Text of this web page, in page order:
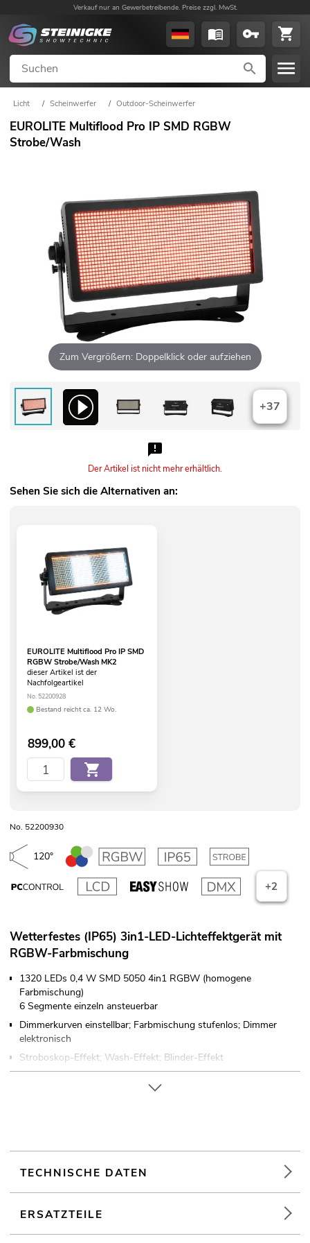
Verkauf nur an Gewerbetreibende. Preise zzgl. MwSt.
Licht / Scheinwerfer / Outdoor-Scheinwerfer
EUROLITE Multiflood Pro IP SMD RGBW
Strobe/Wash
Zum Vergrößern: Doppelklick oder aufziehen
+37
Der Artikel ist nicht mehr erhältlich.
Sehen Sie sich die Alternativen an:
EUROLITE Multiflood Pro IP SMD
RGBW Strobe/Wash MK2
dieser Artikel ist der
Nachfolgeartikel
No. 52200928
Bestand reicht ca. 12 Wo.
899,00€
No. 52200930
120°
+2
Wetterfestes (IP65) 3in1-LED-Lichteffektgerät mit
RGBW-Farbmischung
1320 LEDs 0,4 W SMD 5050 4in1 RGBW (homogene
Farbmischung)
6 Segmente einzeln ansteuerbar
Dimmerkurven einstellbar; Farbmischung stufenlos; Dimmer
elektronisch
Stroboskop-Effekt; Wash-Effekt; Blinder-Effekt
36 integrierte Showprogramme
Direkte Farbwahl für 16 voreingestellte Farben
Ansteuerbar über Stand-alone; DMX
Mit Montagebügel; mit Omega-Bügel
Für den Außenbereich geeignet IP65
TECHNISCHE DATEN
ERSATZTEILE